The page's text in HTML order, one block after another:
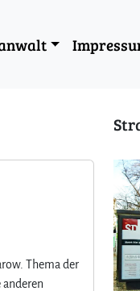
Thema der